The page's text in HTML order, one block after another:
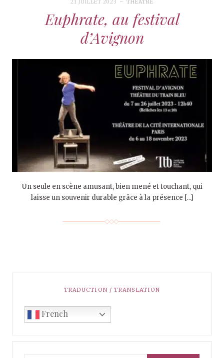
21 JUILLET 2023 THÉÂTRE
Euphrate, au festival
d’Avignon
Un seule en scène amusant, bien mené et touchant, qui
laisse un souvenir durable grâce à la présence […]
TRADUCTION / TRANSLATION
French